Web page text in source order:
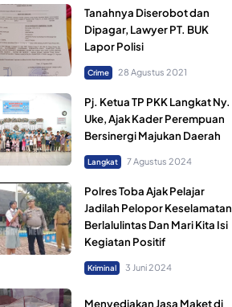
Tanahnya Diserobot dan
Dipagar, Lawyer PT. BUK
Lapor Polisi
Crime 28 Agustus 2021
Pj. Ketua TP PKK Langkat Ny.
Uke, Ajak Kader Perempuan
Bersinergi Majukan Daerah
Langkat 7 Agustus 2024
Polres Toba Ajak Pelajar
Jadilah Pelopor Keselamatan
Berlalulintas Dan Mari Kita Isi
Kegiatan Positif
Kriminal 3 Juni 2024
Menyediakan Jasa Maket di